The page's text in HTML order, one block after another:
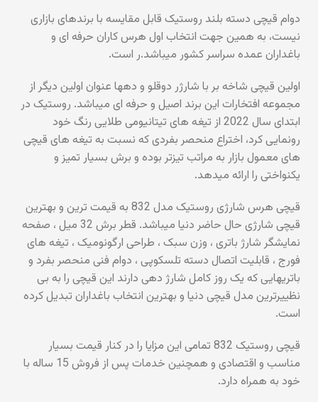
دوام قیچی دسته بلند روستیک قابل مقایسه با برندهای بازاری
نیست، به همین جهت انتخاب اول هرس کاران حرفه ای و
باغداران عمده سراسر کشور میباشد.ر است.
اولین قیچی شاخه بر با شارژر دوقلو و دهها عنوان اولین دیگر از
مجموعه افتخارات این برند اصیل و حرفه ای میباشد. روستیک در
ابتدای سال 2022 از تیغه های تیتانیومی طلایی رنگ خود
رونمایی کرد، اختراع منحصر بفردی که نسبت به تیغه های قیچی
های معمول بازار به مراتب تیزتر بوده و برش بسیار تمیز و
یکنواختی را ارائه میدهد.
قیچی هرس شارژی روستیک مدل 832 به قیمت ترین و بهترین
قیچی شارژی حال حاضر دنیا میباشد. قطر برش 32 میل ، صفحه
نمایشگر شارژ باتری ، وزن سبک ، طراحی ارگونومیک ، تیغه های
فورج ، قابلیت اتصال دسته تلسکوپی ، دوام فنی منحصر بفرد و
باتریهایی که یک روز کامل شارژ دهی دارند این قیچی را به بی
نظییرترین مدل قیچی دنیا و بهترین انتخاب باغداران تبدیل کرده
است.
قیچی روستیک 832 تمامی این مزایا را در کنار قیمت بسیار
مناسب و اقتصادی و همچنین خدمات پس از فروش 15 ساله با
خود به همراه دارد.